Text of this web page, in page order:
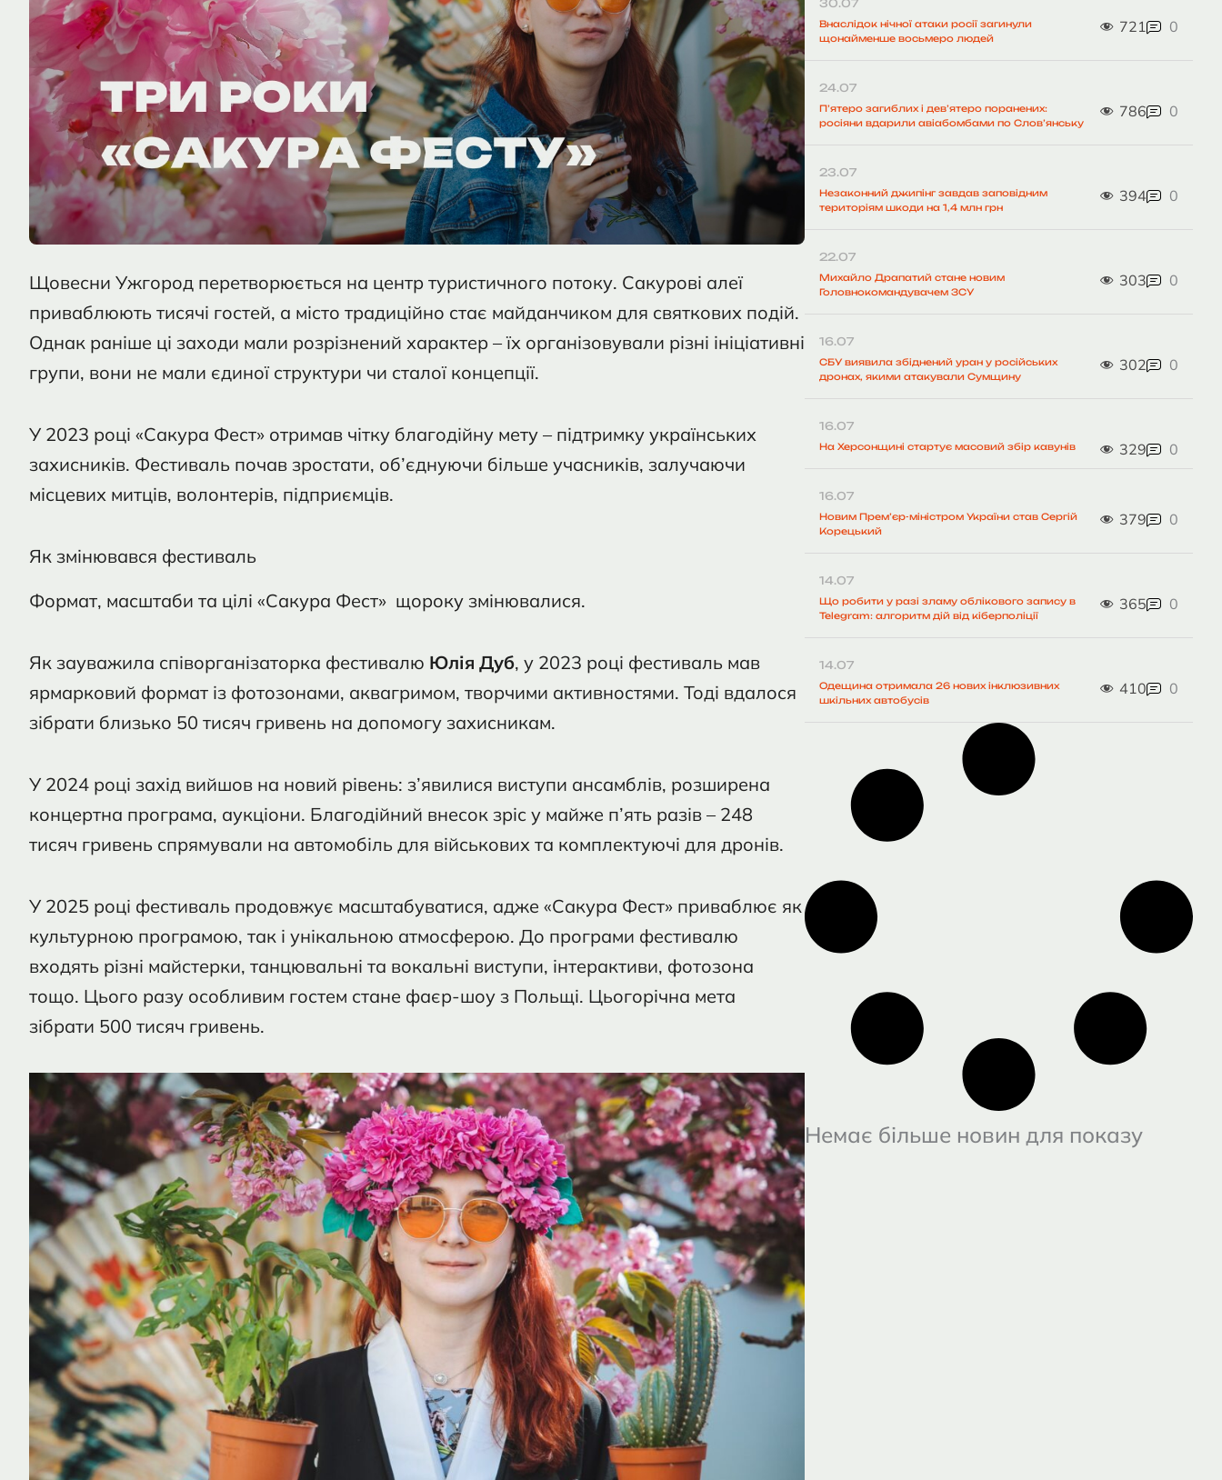
Щовесни Ужгород перетворюється на центр туристичного потоку. Сакурові алеї
приваблюють тисячі гостей, а місто традиційно стає майданчиком для святкових подій.
Однак раніше ці заходи мали розрізнений характер – їх організовували різні ініціативні
групи, вони не мали єдиної структури чи сталої концепції.
У 2023 році «Сакура Фест» отримав чітку благодійну мету – підтримку українських
захисників. Фестиваль почав зростати, об’єднуючи більше учасників, залучаючи
місцевих митців, волонтерів, підприємців.
Як змінювався фестиваль
Формат, масштаби та цілі «Сакура Фест» щороку змінювалися.
Як зауважила співорганізаторка фестивалю Юлія Дуб, у 2023 році фестиваль мав
ярмарковий формат із фотозонами, аквагримом, творчими активностями. Тоді вдалося
зібрати близько 50 тисяч гривень на допомогу захисникам.
У 2024 році захід вийшов на новий рівень: з’явилися виступи ансамблів, розширена
концертна програма, аукціони. Благодійний внесок зріс у майже п’ять разів – 248
тисяч гривень спрямували на автомобіль для військових та комплектуючі для дронів.
У 2025 році фестиваль продовжує масштабуватися, адже «Сакура Фест» приваблює як
культурною програмою, так і унікальною атмосферою. До програми фестивалю
входять різні майстерки, танцювальні та вокальні виступи, інтерактиви, фотозона
тощо. Цього разу особливим гостем стане фаєр-шоу з Польщі. Цьогорічна мета
зібрати 500 тисяч гривень.
Внаслідок нічної атаки росії загинули
щонайменше восьмеро людей
30.07
721 0
П’ятеро загиблих і дев’ятеро поранених:
росіяни вдарили авіабомбами по Слов’янську
24.07
786 0
Незаконний джипінг завдав заповідним
територіям шкоди на 1,4 млн грн
23.07
394 0
Михайло Драпатий стане новим
Головнокомандувачем ЗСУ
22.07
303 0
СБУ виявила збіднений уран у російських
дронах, якими атакували Сумщину
16.07
302 0
На Херсонщині стартує масовий збір кавунів
16.07
329 0
Новим Прем’єр-міністром України став Сергій
Корецький
16.07
379 0
Що робити у разі зламу облікового запису в
Telegram: алгоритм дій від кіберполіції
14.07
365 0
Одещина отримала 26 нових інклюзивних
шкільних автобусів
14.07
410 0
Немає більше новин для показу